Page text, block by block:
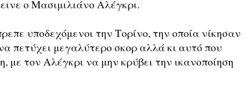
ο Μασιμιλιάνο Αλέγκρι.
υποδεχόμενοι την Τορίνο, την οποία νίκησαν
πετύχει μεγαλύτερο σκορ αλλά κι αυτό που
με τον Αλέγκρι να μην κρύβει την ικανοποίηση